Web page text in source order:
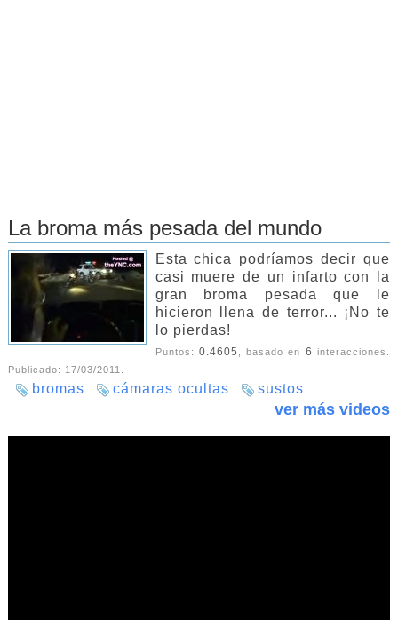
La broma más pesada del mundo
Esta chica podríamos decir que
casi muere de un infarto con la
gran broma pesada que le
hicieron llena de terror... ¡No te
lo pierdas!
Puntos: 0.4605 , basado en 6 interacciones.
Publicado: 17/03/2011.
bromas cámaras ocultas sustos
ver más videos